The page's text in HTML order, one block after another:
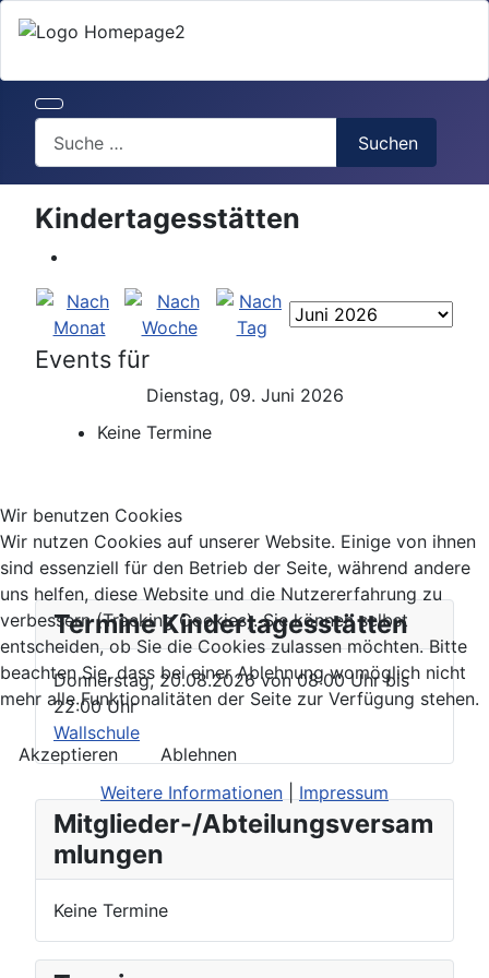
Suchen
Mitglieder-/Abteilungsversam
mlungen
Keine Termine
Kindertagesstätten
Events für
Dienstag, 09. Juni 2026
Keine Termine
Termine Kindertagesstätten
Donnerstag, 20.08.2026von08:00 Uhrbis
22:00 Uhr
Wallschule
Wir benutzen Cookies
Wir nutzen Cookies auf unserer Website. Einige von ihnen
sind essenziell für den Betrieb der Seite, während andere
uns helfen, diese Website und die Nutzererfahrung zu
verbessern (Tracking Cookies). Sie können selbst
entscheiden, ob Sie die Cookies zulassen möchten. Bitte
beachten Sie, dass bei einer Ablehnung womöglich nicht
mehr alle Funktionalitäten der Seite zur Verfügung stehen.
Akzeptieren
Ablehnen
Weitere Informationen
Impressum